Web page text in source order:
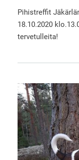
Pihistreffit
18.10.2020
tervetulleita!